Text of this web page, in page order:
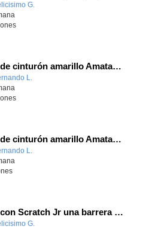
G.
Pimpinela de cinturón amarillo Amata phegea (Linnaeus, 1758)
L.
Pimpinela de cinturón amarillo Amata phegea (Linnaeus, 1758)
L.
Programa con Scratch Jr una barrera que se desplaza para dar sensación de movimiento
G.